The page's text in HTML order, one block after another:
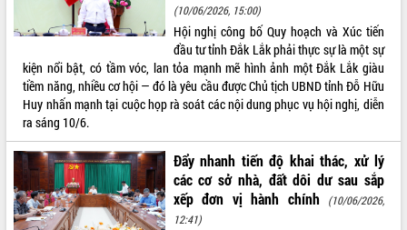
(10/06/2026, 15:00)
Hội nghị công bố Quy hoạch và Xúc tiến
đầu tư tỉnh Đắk Lắk phải thực sự là một sự
kiện nổi bật, có tầm vóc, lan tỏa mạnh mẽ hình ảnh một Đắk Lắk giàu
tiềm năng, nhiều cơ hội — đó là yêu cầu được Chủ tịch UBND tỉnh Đỗ Hữu
Huy nhấn mạnh tại cuộc họp rà soát các nội dung phục vụ hội nghị, diễn
ra sáng 10/6.
Đẩy nhanh tiến độ khai thác, xử lý
các cơ sở nhà, đất dôi dư sau sắp
xếp đơn vị hành chính
(10/06/2026,
12:41)